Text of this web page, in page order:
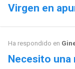
Virgen en
Ha respondido en
Necesito